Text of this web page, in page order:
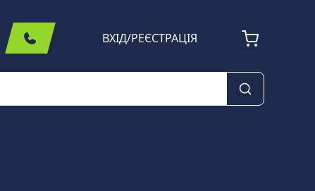
ВХІД/РЕЄСТРАЦІЯ